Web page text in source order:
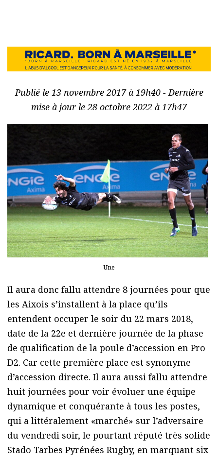
Publié le 13 novembre 2017 à 19h40 - Dernière
mise à jour le 28 octobre 2022 à 17h47
Une
Il aura donc fallu attendre 8 journées pour que
les Aixois s’installent à la place qu’ils
entendent occuper le soir du 22 mars 2018,
date de la 22e et dernière journée de la phase
de qualification de la poule d’accession en Pro
D2. Car cette première place est synonyme
d’accession directe. Il aura aussi fallu attendre
huit journées pour voir évoluer une équipe
dynamique et conquérante à tous les postes,
qui a littéralement «marché» sur l’adversaire
du vendredi soir, le pourtant réputé très solide
Stado Tarbes Pyrénées Rugby, en marquant six